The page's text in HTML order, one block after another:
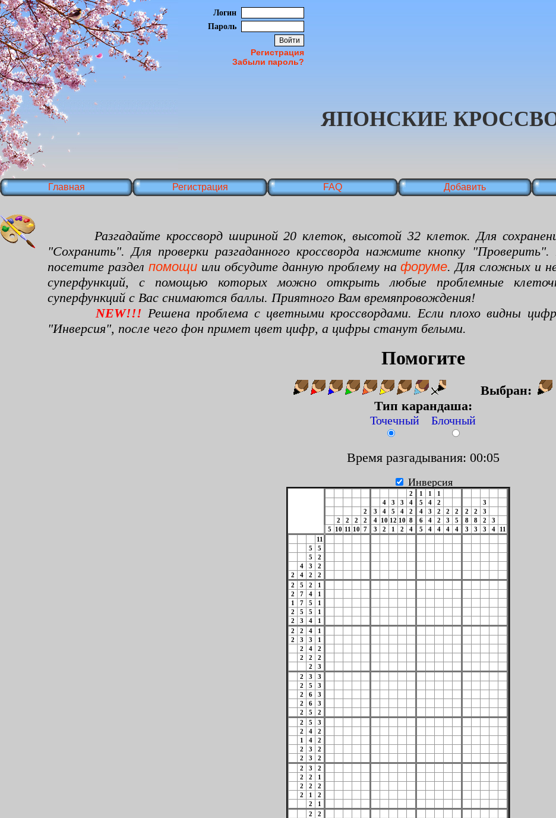
Логин
Пароль
Регистрация
Забыли пароль?
ЯПОНСКИЕ
Главная Регистрация FAQ Добавить
Разгадайте кроссворд шириной 20 клеток, высотой 32 клеток. Для
"Сохранить". Для проверки разгаданного кроссворда нажмите кнопку
посетите раздел помощиили обсудите данную проблему нафоруме. Для сложных и
суперфункций, с помощью которых можно открыть любые проблемные
суперфункций с Вас снимаются баллы. Приятного Вам времяпровождения!
NEW!!! Решена проблема с цветными кроссвордами. Если плохо видны
"Инверсия", после чего фон примет цвет цифр, а цифры станут белыми.
Помогите
Выбран:
Тип карандаша:
Точечный Блочный
Время разгадывания: 00:06
Инверсия
2 1 1
1
4
3 3 4 5 4 2
3
2
3 4 5 4 2 4 3 2 2 2 2 2
3
2
2 2 2 4 10 12 10 8 6 4 2 3 5 8 8 2
3
5
10 11 10 7 3 2 1 2 4 5 4 4 4 4 3 3 3 4
11
11
5
5
5
2
4
3
2
2
4 2
2
2
5 2
1
2
7 4
1
1
7 5
1
2
5 5
1
2
3 4
1
2
2 4
1
2
3 3
1
2
4
2
2
2
2
2
3
2
3
3
2
5
3
2
6
3
2
6
3
2
5
2
2
5
3
2
4
2
1
4
2
2
3
2
2
3
2
2
3
2
2
2
1
2
2
2
2
1
2
2
1
2
2